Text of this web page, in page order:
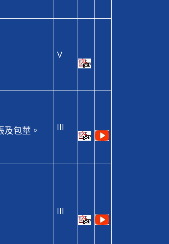
V
包莖。
III
III